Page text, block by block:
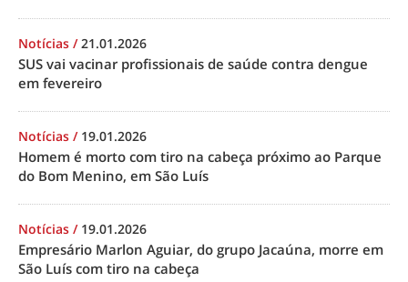
Notícias /21.01.2026
SUS vai vacinar profissionais de saúde contra dengue
em fevereiro
Notícias / 19.01.2026
Homem é morto com tiro na cabeça próximo ao Parque
do Bom Menino, em São Luís
Notícias / 19.01.2026
Empresário Marlon Aguiar, do grupo Jacaúna, morre em
São Luís com tiro na cabeça